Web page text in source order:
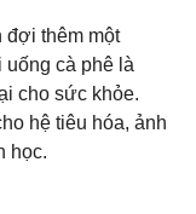
đợi thêm một
cà phê là
cho sức khỏe.
hệ tiêu hóa, ảnh
học.